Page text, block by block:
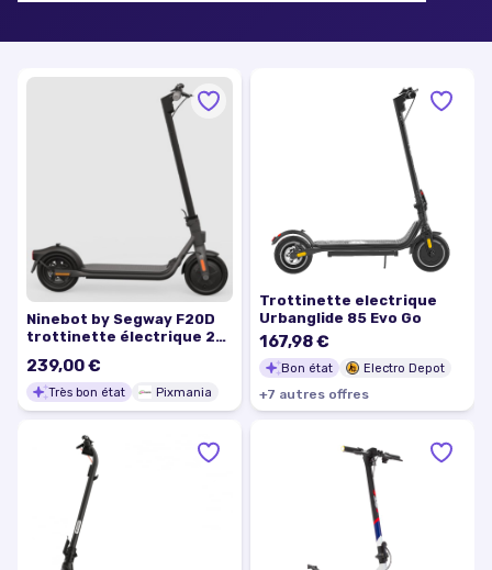
Ninebot by Segway F20D
trottinette électrique 20
état
239,00 €
Très bon état Pixmania
Trottinette electrique
Urbanglide 85 Evo Go
167,98 €
Bon état Electro Depot
+7 autres offres